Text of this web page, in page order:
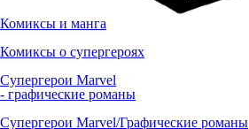
Комиксы и манга
Комиксы о супергероях
Супергерои Marvel
- графические романы
Супергерои Marvel/Графические романы